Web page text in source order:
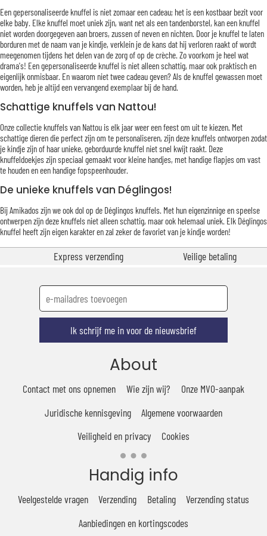
Een gepersonaliseerde knuffel is niet zomaar een cadeau; het is een kostbaar bezit voor
elke baby. Elke knuffel moet uniek zijn, want net als een tandenborstel, kan een knuffel
niet worden doorgegeven aan broers, zussen of neven en nichten. Door je knuffel te laten
borduren met de naam van je kindje, verklein je de kans dat hij verloren raakt of wordt
meegenomen tijdens het delen van de zorg of op de crèche. Zo voorkom je heel wat
drama's! Een gepersonaliseerde knuffel is niet alleen schattig, maar ook praktisch en
eigenlijk onmisbaar. En waarom niet twee cadeau geven? Als de knuffel gewassen moet
worden, heb je altijd een vervangend exemplaar bij de hand.
Schattige knuffels van Nattou!
Onze collectie knuffels van Nattou is elk jaar weer een feest om uit te kiezen. Met
schattige dieren die perfect zijn om te personaliseren, zijn deze knuffels ontworpen zodat
je kindje zijn of haar unieke, geborduurde knuffel niet snel kwijt raakt. Deze
knuffeldoekjes zijn speciaal gemaakt voor kleine handjes, met handige flapjes om vast
te houden en een handige fopspeenhouder.
De unieke knuffels van Déglingos!
Bij Amikados zijn we ook dol op de Déglingos knuffels. Met hun eigenzinnige en speelse
ontwerpen zijn deze knuffels niet alleen schattig, maar ook helemaal uniek. Elk Déglingos
knuffel heeft zijn eigen karakter en zal zeker de favoriet van je kindje worden!
Express verzending Veilige betaling
Ik schrijf me in voor de nieuwsbrief
About
Contact met ons opnemen Wie zijn wij?
Onze MVO-aanpak
Juridische kennisgeving
Algemene voorwaarden
Veiligheid en privacy
Cookies
Handig info
Veelgestelde vragen Verzending Betaling
Verzending status
Aanbiedingen en kortingscodes